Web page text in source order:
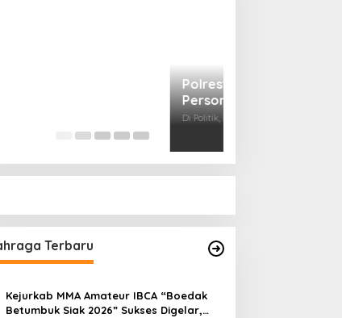
Terbaru
Kejurkab MMA Amateur IBCA “Boedak
Betumbuk Siak 2026” Sukses Digelar,